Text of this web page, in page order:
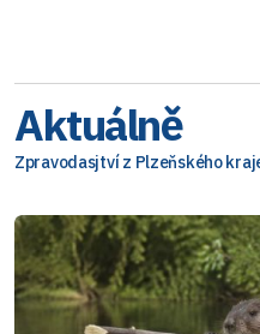
Aktuálně
Zpravodasjtví z Plzeňského